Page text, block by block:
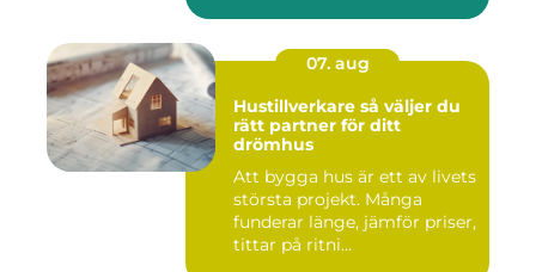
07. aug
Hustillverkare så väljer du
rätt partner för ditt
drömhus
Att bygga hus är ett av livets
största projekt. Många
funderar länge, jämför priser,
tittar på ritni...